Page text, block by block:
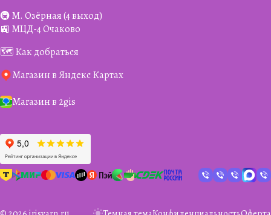
🚇 М. Озёрная (4 выход)
🚉 МЦД-4 Очаково
🗺️ Как добраться
Магазин в Яндекс Картах
Магазин в 2gis